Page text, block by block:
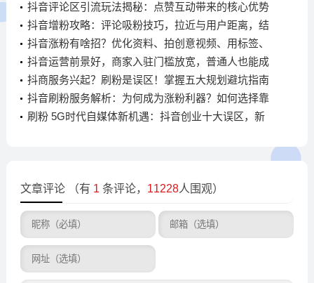
抖音评论区引流玩法揭秘：点赞互动带来的核心优势
与实操步骤
抖音增粉攻略：评论吸粉技巧，拉近与用户距离，结
合热点话题
抖音涨粉有啥招？优化资料、拍创意视频、用标签、
互动全搞定
抖音运营前景好，商家入驻门槛放宽，普通人也能成
百万粉博主
抖商服务兴起？刷粉是误区！掌握五大规划避坑指南
抖音刷粉服务解析：为何成为涨粉利器？如何选择靠
谱平台
刷粉 5G时代自媒体新机遇：抖音创业十大误区，新
文章评论 （有 1 条评论， 11228人围观）